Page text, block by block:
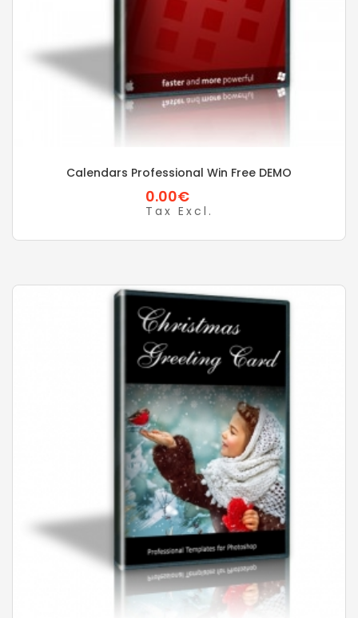
Calendars Professional Win Free DEMO
0.00€
Tax Excl.